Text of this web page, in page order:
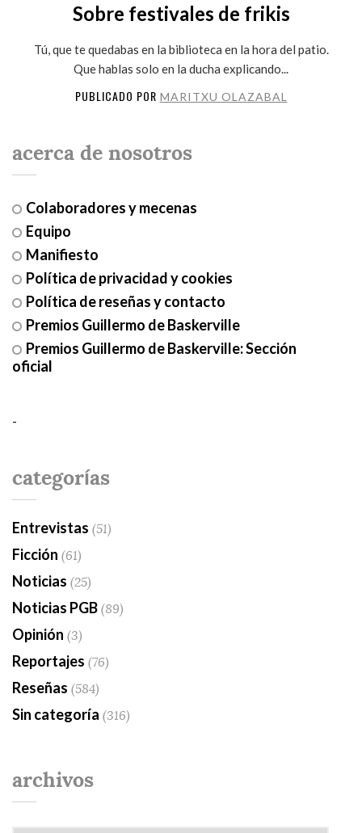
Sobre festivales de frikis
Tú, que te quedabas en la biblioteca en la hora del patio.
Que hablas solo en la ducha explicando...
PUBLICADO POR MARITXU OLAZABAL
acerca de nosotros
Colaboradores y mecenas
Equipo
Manifiesto
Política de privacidad y cookies
Política de reseñas y contacto
Premios Guillermo de Baskerville
Premios Guillermo de Baskerville: Sección
oficial
-
categorías
Entrevistas (51)
Ficción (61)
Noticias (25)
Noticias PGB(89)
Opinión (3)
Reportajes (76)
Reseñas (584)
Sin categoría (316)
archivos